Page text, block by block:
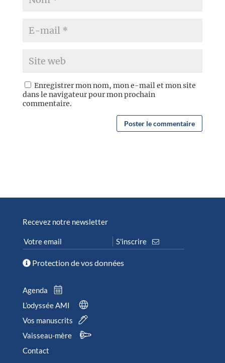
Enregistrer mon nom, mon e-mail et mon site
dans le navigateur pour mon prochain
commentaire.
Recevez notre newsletter
Protection de vos données
Agenda
L’odyssée AMI
Vos manuscrits
Vaisseau-mère
Contact